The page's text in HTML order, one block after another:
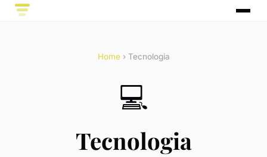
Home› Tecnologia
💻
Tecnologia